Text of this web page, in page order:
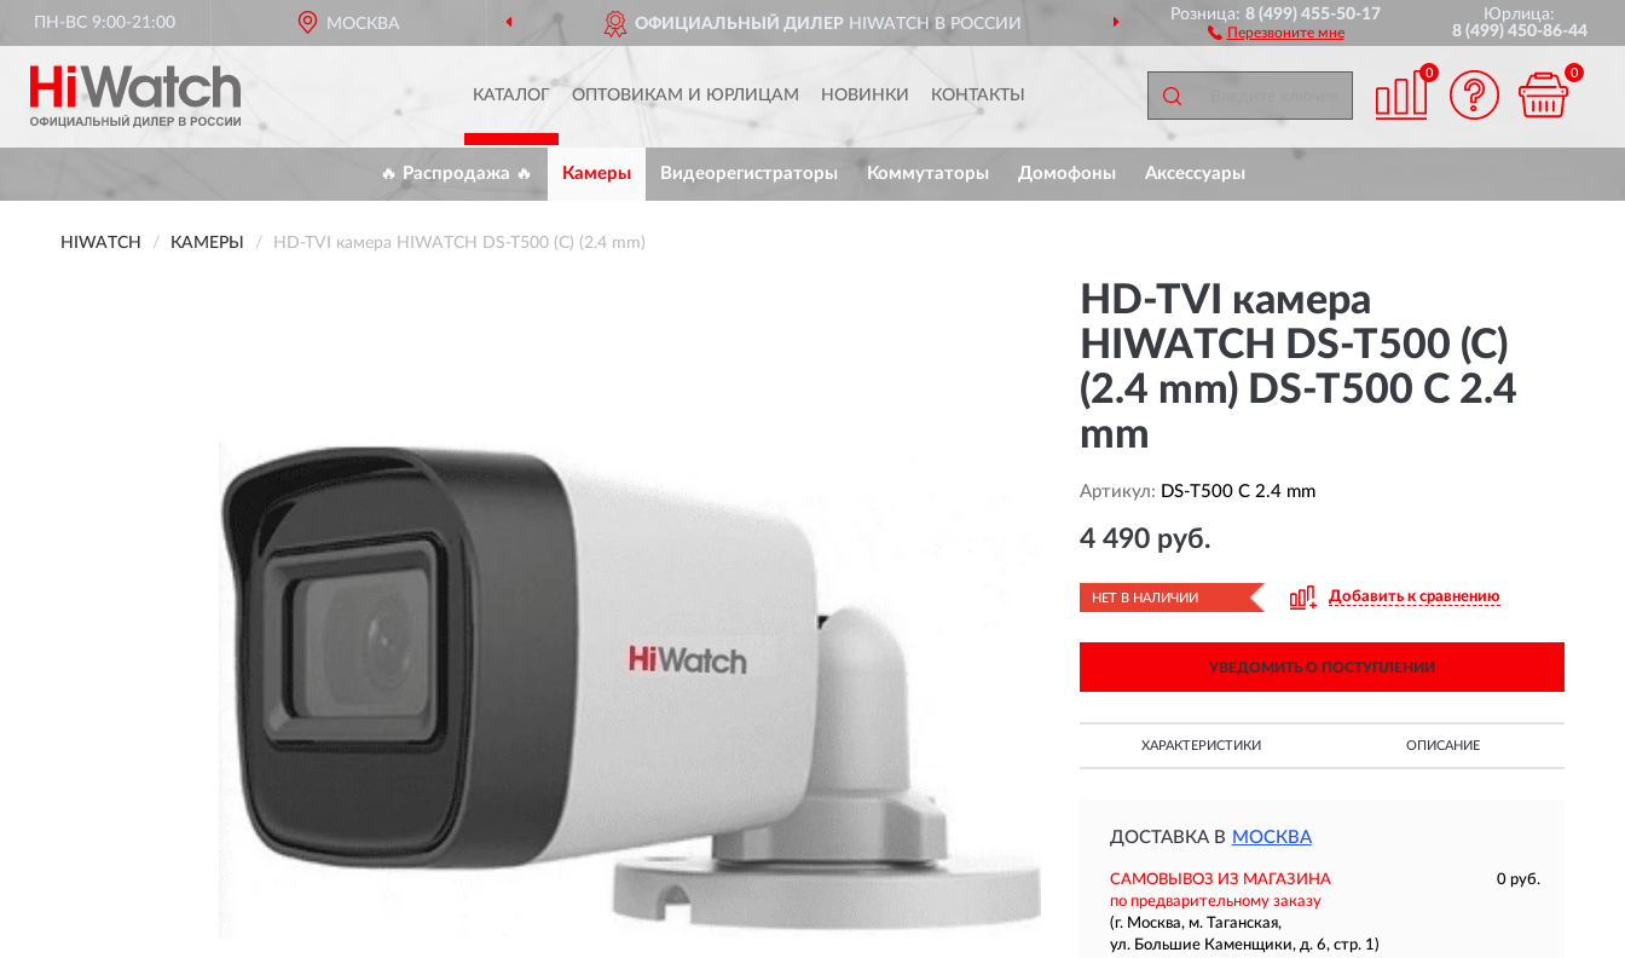
ПН-ВС 9:00-21:00 МОСКВА ОФИЦИАЛЬНЫЙ ДИЛЕРHIWATCH В РОССИИ ДОСТАВИМ ПО ВСЕЙ РОССИИ
Розница:8 (499) 455-50-17
Перезвоните мне
Юрлица:
8 (499) 450-86-44
КАТАЛОГ ОПТОВИКАМ И ЮРЛИЦАМ НОВИНКИ КОНТАКТЫ
0 0
🔥 Распродажа 🔥 Камеры Видеорегистраторы Коммутаторы Домофоны Аксессуары
HIWATCH КАМЕРЫ HD-TVI камера HIWATCH DS-T500 (C) (2.4 mm)
HD-TVI камера
HIWATCH DS-T500 (C)
(2.4 mm) DS-T500 C 2.4
mm
Артикул: DS-T500 C 2.4 mm
4 490 руб.
НЕТ В НАЛИЧИИ Добавить к сравнению
УВЕДОМИТЬ О ПОСТУПЛЕНИИ
ХАРАКТЕРИСТИКИ ОПИСАНИЕ
ДОСТАВКА В МОСКВА
САМОВЫВОЗ ИЗ МАГАЗИНА
0 руб.
по предварительному заказу
(г. Москва, м. Таганская,
ул. Большие Каменщики, д. 6, стр. 1)